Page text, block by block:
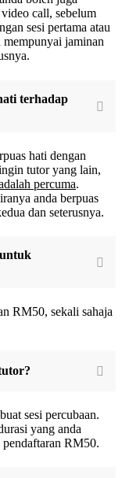
call, sebelum
sesi pertama atau
jaminan
terhadap
hati dengan
tutor yang lain,
percuma.
anda berpuas
dan seterusnya.
RM50, sekali sahaja
sesi percubaan.
yang anda
RM50.